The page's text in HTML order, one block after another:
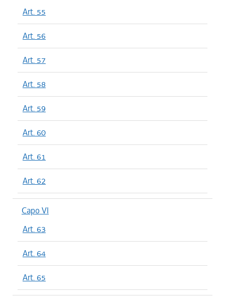
Art. 55
Art. 56
Art. 57
Art. 58
Art. 59
Art. 60
Art. 61
Art. 62
Capo VI
Art. 63
Art. 64
Art. 65